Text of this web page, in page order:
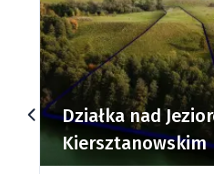
Działki
Dąbrowa Mała